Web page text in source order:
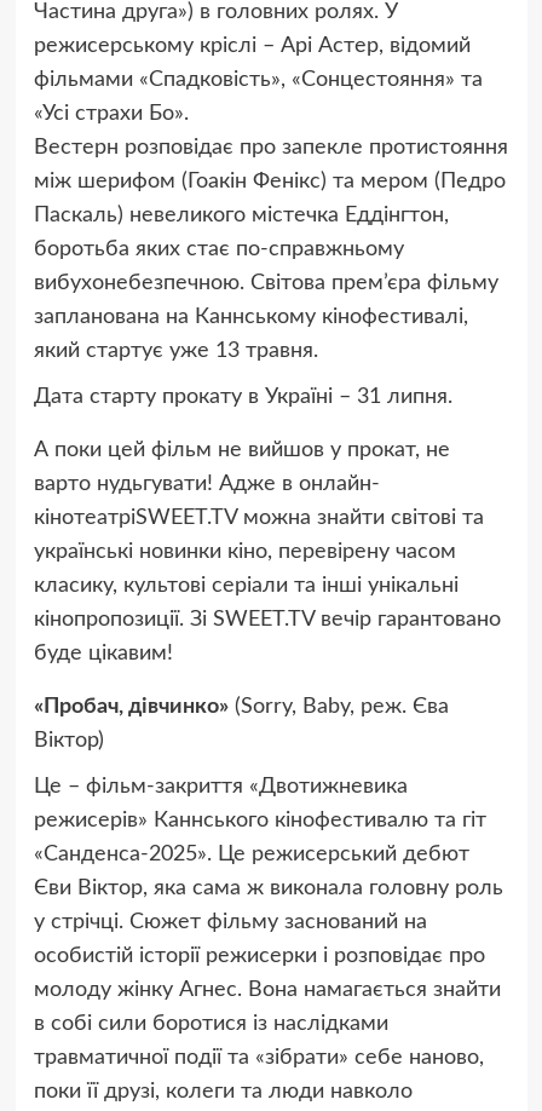
Частина друга») в головних ролях. У
режисерському кріслі – Арі Астер, відомий
фільмами «Спадковість», «Сонцестояння» та
«Усі страхи Бо».
Вестерн розповідає про запекле протистояння
між шерифом (Гоакін Фенікс) та мером (Педро
Паскаль) невеликого містечка Еддінгтон,
боротьба яких стає по-справжньому
вибухонебезпечною. Світова прем’єра фільму
запланована на Каннському кінофестивалі,
який стартує уже 13 травня.
Дата старту прокату в Україні – 31 липня.
А поки цей фільм не вийшов у прокат, не
варто нудьгувати! Адже в онлайн-
кінотеатріSWEET.TV можна знайти світові та
українські новинки кіно, перевірену часом
класику, культові серіали та інші унікальні
кінопропозиції. Зі SWEET.TV вечір гарантовано
буде цікавим!
«Пробач, дівчинко»(Sorry, Baby, реж. Єва
Віктор)
Це – фільм-закриття «Двотижневика
режисерів» Каннського кінофестивалю та гіт
«Санденса-2025». Це режисерський дебют
Єви Віктор, яка сама ж виконала головну роль
у стрічці. Сюжет фільму заснований на
особистій історії режисерки і розповідає про
молоду жінку Агнес. Вона намагається знайти
в собі сили боротися із наслідками
травматичної події та «зібрати» себе наново,
поки її друзі, колеги та люди навколо